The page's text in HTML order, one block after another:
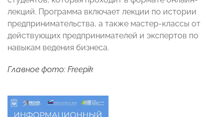
лекций. Программа включает лекции по истории
предпринимательства, а также мастер-классы от
действующих предпринимателей и экспертов по
навыкам ведения бизнеса.
Главное фото: Freepik